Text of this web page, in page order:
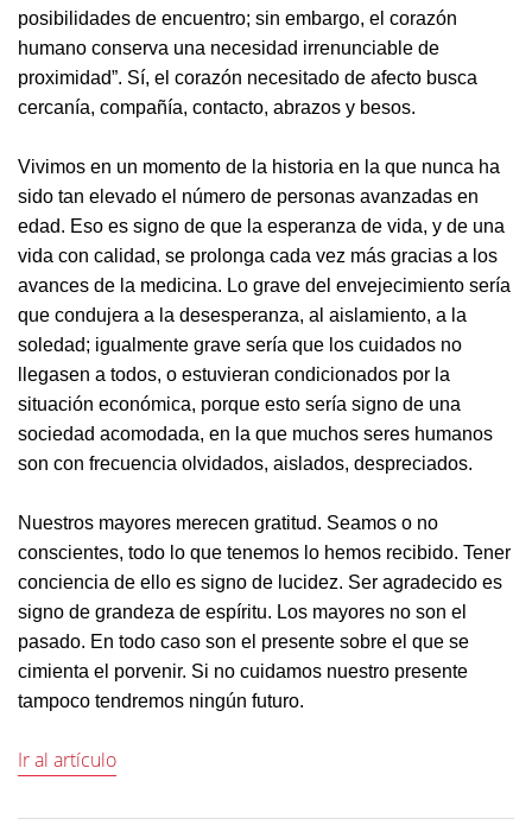
posibilidades de encuentro; sin embargo, el corazón
humano conserva una necesidad irrenunciable de
proximidad”. Sí, el corazón necesitado de afecto busca
cercanía, compañía, contacto, abrazos y besos.
Vivimos en un momento de la historia en la que nunca ha
sido tan elevado el número de personas avanzadas en
edad. Eso es signo de que la esperanza de vida, y de una
vida con calidad, se prolonga cada vez más gracias a los
avances de la medicina. Lo grave del envejecimiento sería
que condujera a la desesperanza, al aislamiento, a la
soledad; igualmente grave sería que los cuidados no
llegasen a todos, o estuvieran condicionados por la
situación económica, porque esto sería signo de una
sociedad acomodada, en la que muchos seres humanos
son con frecuencia olvidados, aislados, despreciados.
Nuestros mayores merecen gratitud. Seamos o no
conscientes, todo lo que tenemos lo hemos recibido. Tener
conciencia de ello es signo de lucidez. Ser agradecido es
signo de grandeza de espíritu. Los mayores no son el
pasado. En todo caso son el presente sobre el que se
cimienta el porvenir. Si no cuidamos nuestro presente
tampoco tendremos ningún futuro.
Ir al artículo